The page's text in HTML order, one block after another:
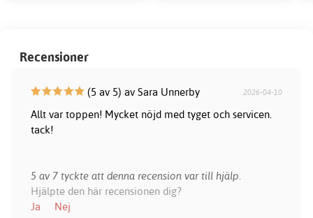
Recensioner
(5 av 5) av Sara Unnerby 2026-04-10
Allt var toppen! Mycket nöjd med tyget och servicen.
tack!
5 av 7 tyckte att denna recension var till hjälp.
Hjälpte den här recensionen dig?
Ja
Nej